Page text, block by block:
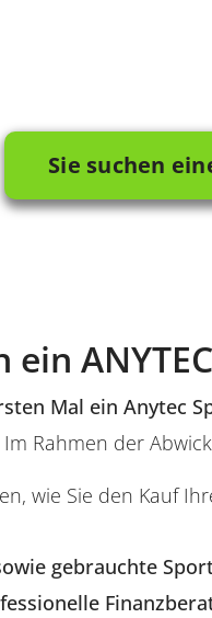
Sie suchen
ein
Mal ein Anytec
Rahmen der
wie Sie den Kauf
gebrauchte